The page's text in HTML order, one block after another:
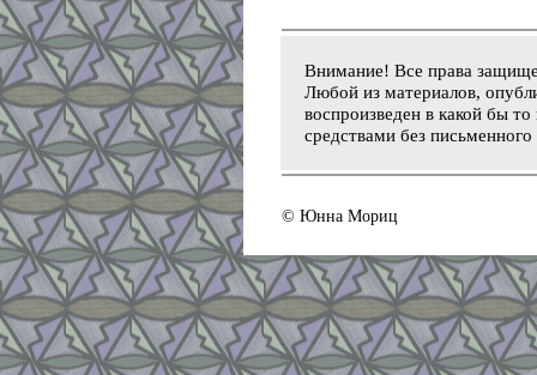
Внимание! Все права
Любой из материалов,
воспроизведен в какой бы
средствами без
© Юнна Мориц